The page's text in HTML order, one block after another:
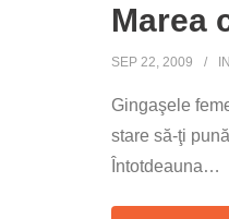
Marea
SEP 22, 2009
Gingaşele
stare să-ţi
Întotdeauna…